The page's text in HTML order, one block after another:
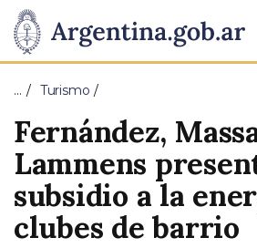
Presidencia
de
la
Nación
Pasar al contenido principal
… Turismo
Fernández,
Lammens
subsidio a la
clubes de barrio